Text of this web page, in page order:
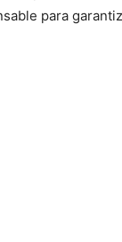
para